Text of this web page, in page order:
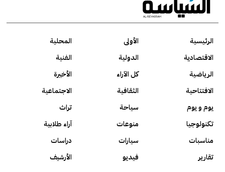
الرئيسية الأولى
المحلية
الاقتصادية
الدولية
الفنية
الرياضية
كل الآراء
الأخيرة
الافتتاحية
الثقافية
الاجتماعية
يوم و يوم
سياحة
تراث
تكنولوجيا
منوعات
آراء طلابية
مناسبات
سيارات
دراسات
تقارير
فيديو الأرشيف